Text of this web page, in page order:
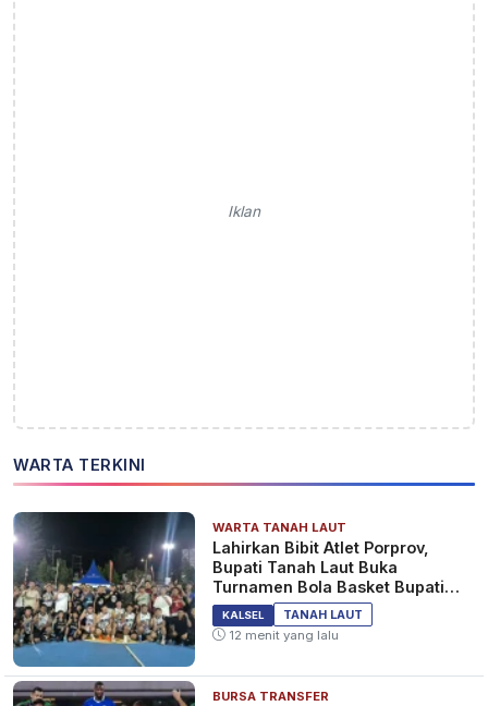
Iklan
WARTA TERKINI
WARTA TANAH LAUT
Lahirkan Bibit Atlet Porprov,
Bupati Tanah Laut Buka
Turnamen Bola Basket Bupati
Cup 2026
KALSEL
TANAH LAUT
12 menit yang lalu
BURSA TRANSFER